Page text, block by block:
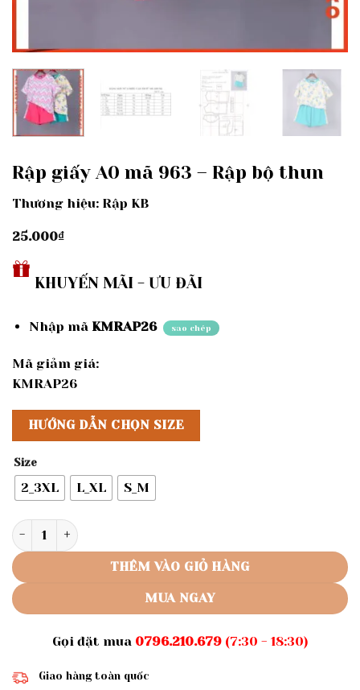
Rập giấy A0 mã 963 – Rập bộ thun
Thương hiệu: Rập KB
25.000₫
KHUYẾN MÃI - ƯU ĐÃI
Nhập mã KMRAP26 sao chép
Mã giảm giá:
KMRAP26
HƯỚNG DẪN CHỌN SIZE
Size
2_3XL L_XL S_M
Rập giấy A0 mã 963 - Rập bộ thun số lượng
THÊM VÀO GIỎ HÀNG
MUA NGAY
Gọi đặt mua 0796.210.679(7:30 - 18:30)
Giao hàng toàn quốc